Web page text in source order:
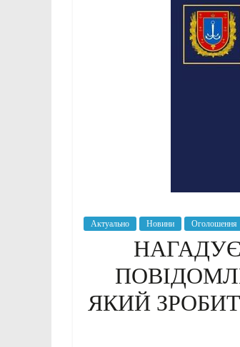
Актуально Новини Оголошення
ЯКИЙ